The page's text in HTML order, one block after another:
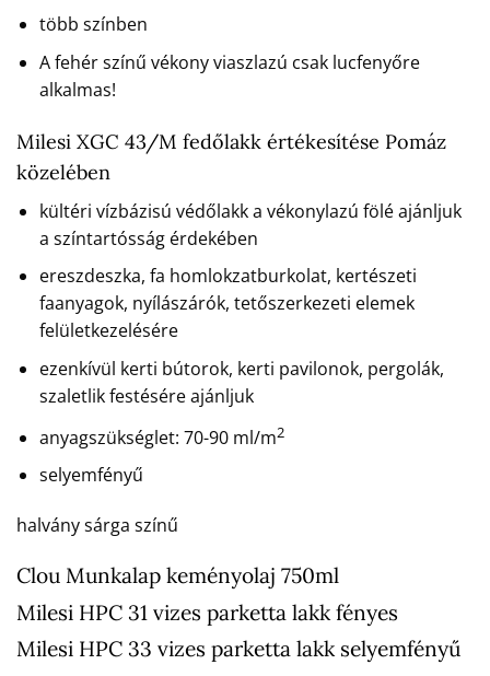
több színben
A fehér színű vékony viaszlazú csak lucfenyőre
alkalmas!
Milesi XGC 43/M fedőlakk értékesítése Pomáz
közelében
kültéri vízbázisú védőlakk a vékonylazú fölé ajánljuk
a színtartósság érdekében
ereszdeszka, fa homlokzatburkolat, kertészeti
faanyagok, nyílászárók, tetőszerkezeti elemek
felületkezelésére
ezenkívül kerti bútorok, kerti pavilonok, pergolák,
szaletlik festésére ajánljuk
anyagszükséglet: 70-90 ml/m2
selyemfényű
halvány sárga színű
Clou Munkalap keményolaj 750ml
Milesi HPC 31 vizes parketta lakk fényes
Milesi HPC 33 vizes parketta lakk selyemfényű